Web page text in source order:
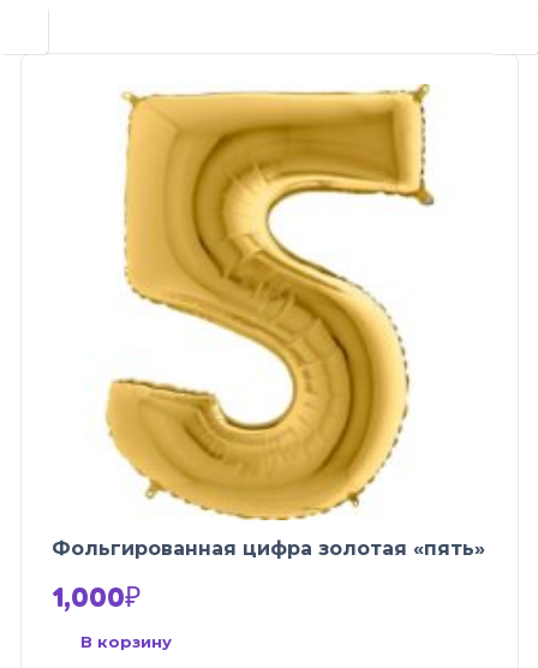
Фольгированная цифра золотая «пять»
1,000₽
В корзину